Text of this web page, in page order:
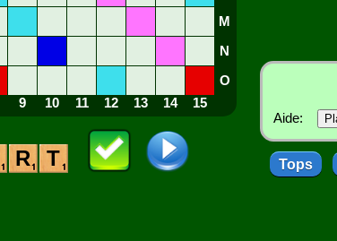
M
N
O
9 10 11 12 13 14 15
R T
Aide:
Tops